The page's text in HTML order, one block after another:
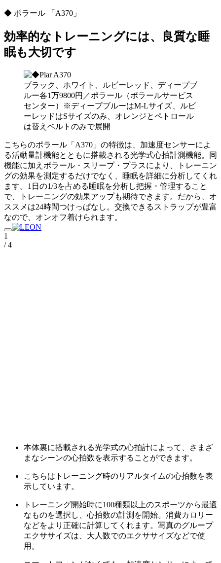
◆ ポラール 「A370」
効率的なトレーニングには、良質な睡
眠も大切です
ブラック、ホワイト、ルビーレッド、ディープブ
ルー各1万9800円／ポラール（ポラールサービス
センター）※ディープブルーはM-Lサイズ、ルビ
ーレッドはSサイズのみ、オレンジとペトロール
は替えベルトのみで展開
こちらのポラール「A370」の特徴は、加速度センサーによ
る活動量計機能とともに搭載される光学式心拍計測機能。同
機能に加えポラール・スリープ・プラスにより、トレーニン
グの効果を測定するだけでなく、睡眠を詳細に分析してくれ
ます。1日の1/3を占める睡眠を分析し把握・管理すること
で、トレーニングの効果アップも期待できます。だから、オ
ススメは24時間つけっぱなし。交換できるストラップが豊富
なので、オンオフ着けられます。
1
/ 4
本体裏に搭載される光学式の心拍計によって、さまざ
まなシーンの心拍数を表示することができます。
こちらはトレーニング時のリアルタイムの心拍数を表
示しています。
トレーニング開始時に100種類以上のスポーツから最適
なものを選択し、心拍数の計測を開始。消費カロリー
などをより正確に計算してくれます。写真のグループ
エクササイズは、大人数でのエクササイズなどで使
用。